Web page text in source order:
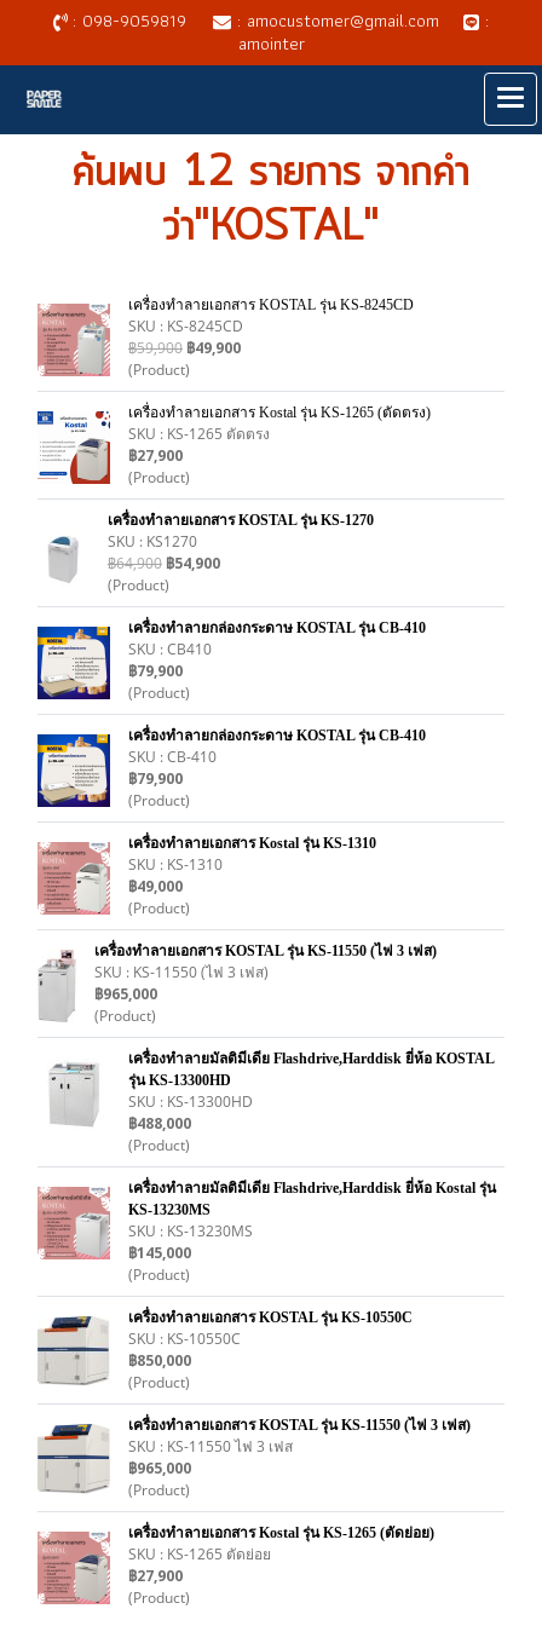
: 098-9059819 : amocustomer@gmail.com :
amointer
ค้นพบ 12 รายการ จากคำ
ว่า"KOSTAL"
เครื่องทำลายเอกสาร KOSTAL รุ่น KS-8245CD
SKU : KS-8245CD
฿59,900 ฿49,900
(Product)
เครื่องทำลายเอกสาร Kostal รุ่น KS-1265 (ตัดตรง)
SKU : KS-1265 ตัดตรง
฿27,900
(Product)
เครื่องทำลายเอกสาร KOSTAL รุ่น KS-1270
SKU : KS1270
฿64,900 ฿54,900
(Product)
เครื่องทำลายกล่องกระดาษ KOSTAL รุ่น CB-410
SKU : CB410
฿79,900
(Product)
เครื่องทำลายกล่องกระดาษ KOSTAL รุ่น CB-410
SKU : CB-410
฿79,900
(Product)
เครื่องทำลายเอกสาร Kostal รุ่น KS-1310
SKU : KS-1310
฿49,000
(Product)
เครื่องทำลายเอกสาร KOSTAL รุ่น KS-11550 (ไฟ 3 เฟส)
SKU : KS-11550 (ไฟ 3 เฟส)
฿965,000
(Product)
เครื่องทำลายมัลติมีเดีย Flashdrive,Harddisk ยี่ห้อ KOSTAL
รุ่น KS-13300HD
SKU : KS-13300HD
฿488,000
(Product)
เครื่องทำลายมัลติมีเดีย Flashdrive,Harddisk ยี่ห้อ Kostal รุ่น
KS-13230MS
SKU : KS-13230MS
฿145,000
(Product)
เครื่องทำลายเอกสาร KOSTAL รุ่น KS-10550C
SKU : KS-10550C
฿850,000
(Product)
เครื่องทำลายเอกสาร KOSTAL รุ่น KS-11550 (ไฟ 3 เฟส)
SKU : KS-11550 ไฟ 3 เฟส
฿965,000
(Product)
เครื่องทำลายเอกสาร Kostal รุ่น KS-1265 (ตัดย่อย)
SKU : KS-1265 ตัดย่อย
฿27,900
(Product)